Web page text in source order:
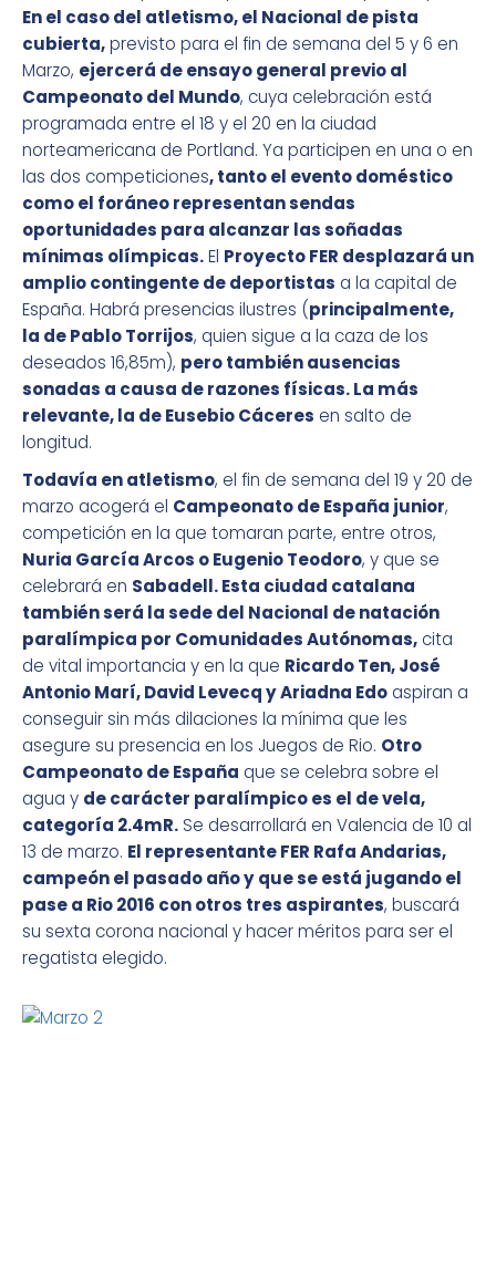
En el caso del atletismo, el Nacional de pista
cubierta,previsto para el fin de semana del 5 y 6 en
Marzo, ejercerá de ensayo general previo al
Campeonato del Mundo, cuya celebración está
programada entre el 18 y el 20 en la ciudad
norteamericana de Portland. Ya participen en una o en
las dos competiciones, tanto el evento doméstico
como el foráneo representan sendas
oportunidades para alcanzar las soñadas
mínimas olímpicas.El Proyecto FER desplazará un
amplio contingente de deportistas a la capital de
España. Habrá presencias ilustres (principalmente,
la de Pablo Torrijos, quien sigue a la caza de los
deseados 16,85m), pero también ausencias
sonadas a causa de razones físicas. La más
relevante, la de Eusebio Cáceres en salto de
longitud.
Todavía en atletismo, el fin de semana del 19 y 20 de
marzo acogerá el Campeonato de España junior,
competición en la que tomaran parte, entre otros,
Nuria García Arcos o Eugenio Teodoro, y que se
celebrará en Sabadell. Esta ciudad catalana
también será la sede del Nacional de natación
paralímpica por Comunidades Autónomas, cita
de vital importancia y en la que Ricardo Ten, José
Antonio Marí, David Levecq y Ariadna Edo aspiran a
conseguir sin más dilaciones la mínima que les
asegure su presencia en los Juegos de Rio. Otro
Campeonato de España que se celebra sobre el
agua y de carácter paralímpico es el de vela,
categoría 2.4mR. Se desarrollará en Valencia de 10 al
13 de marzo. El representante FER Rafa Andarias,
campeón el pasado año y que se está jugando el
pase a Rio 2016 con otros tres aspirantes, buscará
su sexta corona nacional y hacer méritos para ser el
regatista elegido.